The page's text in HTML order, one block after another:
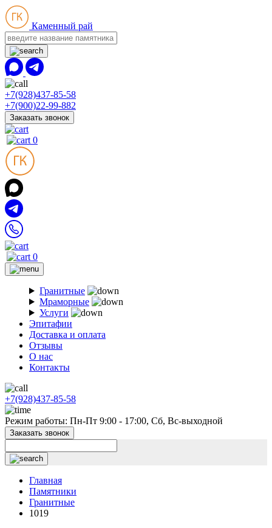
Каменный рай
+7(928)437-85-58
+7(900)22-99-882
Заказать звонок
0
0
Гранитные
Мраморные
Услуги
Эпитафии
Доставка и оплата
Отзывы
О нас
Контакты
+7(928)437-85-58
Режим работы: Пн-Пт 9:00 - 17:00, Сб, Вс-выходной
Заказать звонок
Главная
Памятники
Гранитные
1019